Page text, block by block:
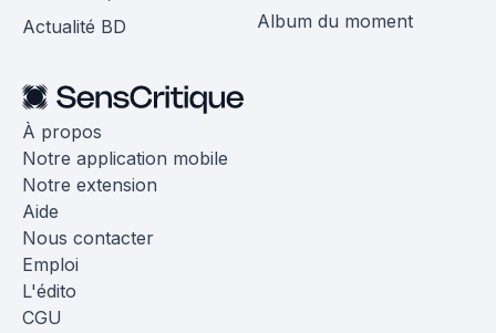
Actualité BD
Album du moment
À propos
Notre application mobile
Notre extension
Aide
Nous contacter
Emploi
L'édito
CGU